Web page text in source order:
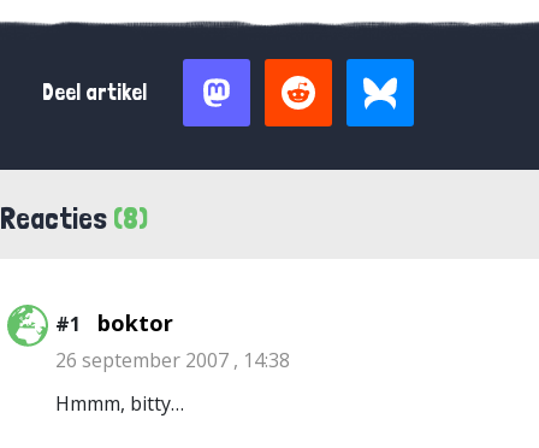
Deel artikel
Reacties (8)
#1 boktor
26 september 2007 , 14:38
Hmmm, bitty…